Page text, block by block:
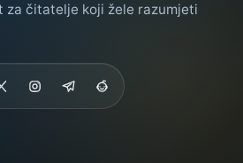
za čitatelje koji žele razumjeti